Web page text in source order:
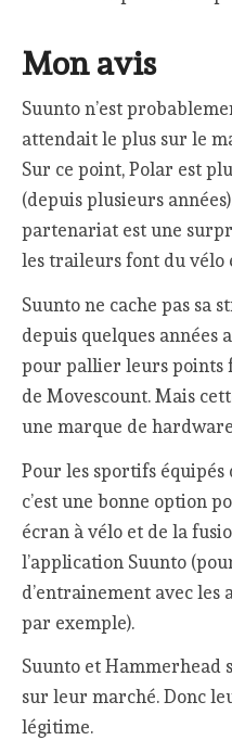
Mon avis
Suunto n’est
attendait le plus sur le
Sur ce point, Polar est
(depuis plusieurs
partenariat est une
les traileurs font du vélo
Suunto ne cache pas sa
depuis quelques années
pour pallier leurs points
de Movescount. Mais
une marque de
Pour les sportifs équipés
c’est une bonne option
écran à vélo et de la
l’application Suunto
d’entrainement avec
par exemple).
Suunto et Hammerhead
sur leur marché. Donc
légitime.